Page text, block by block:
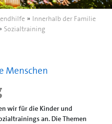
» Innerhalb der Familie
Sozialtraining
Menschen
wir für die Kinder und
an. Die Themen